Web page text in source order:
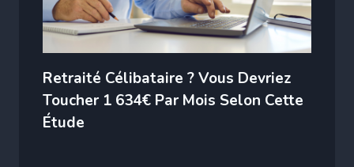
Retraité Célibataire ? Vous Devriez
Toucher 1 634€ Par Mois Selon Cette
Étude